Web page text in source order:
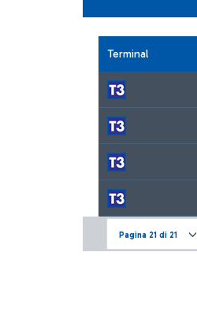
Terminal
Pagina 21 di 21